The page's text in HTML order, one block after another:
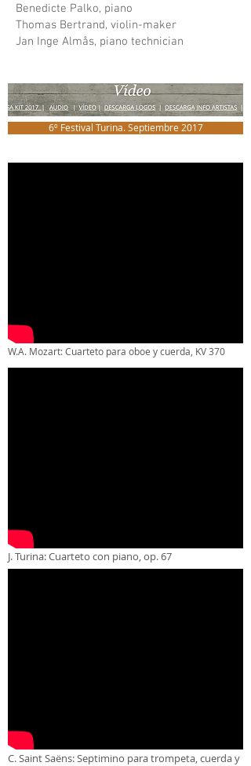
Benedicte Palko, piano
Thomas Bertrand, violin-maker
Jan Inge Almås, piano technician
6º Festival Turina. Septiembre 2017
W.A. Mozart: Cuarteto para oboe y cuerda, KV 370
J. Turina: Cuarteto con piano, op. 67
C. Saint Saëns: Septimino para trompeta, cuerda y